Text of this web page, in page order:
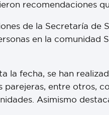
recomendaciones
de la Secretaría
en la comunidad
la fecha, se han
parejeras, entre otros,
Asimismo